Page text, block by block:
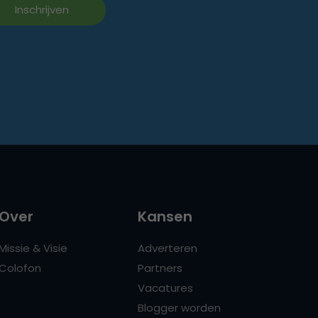
Over
Missie & Visie
Colofon
Kansen
Adverteren
Partners
Vacatures
Blogger worden